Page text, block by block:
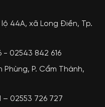
lộ 44A, xã Long Điền, Tp.
02543 842 616
P. Cẩm Thành,
02553 726 727